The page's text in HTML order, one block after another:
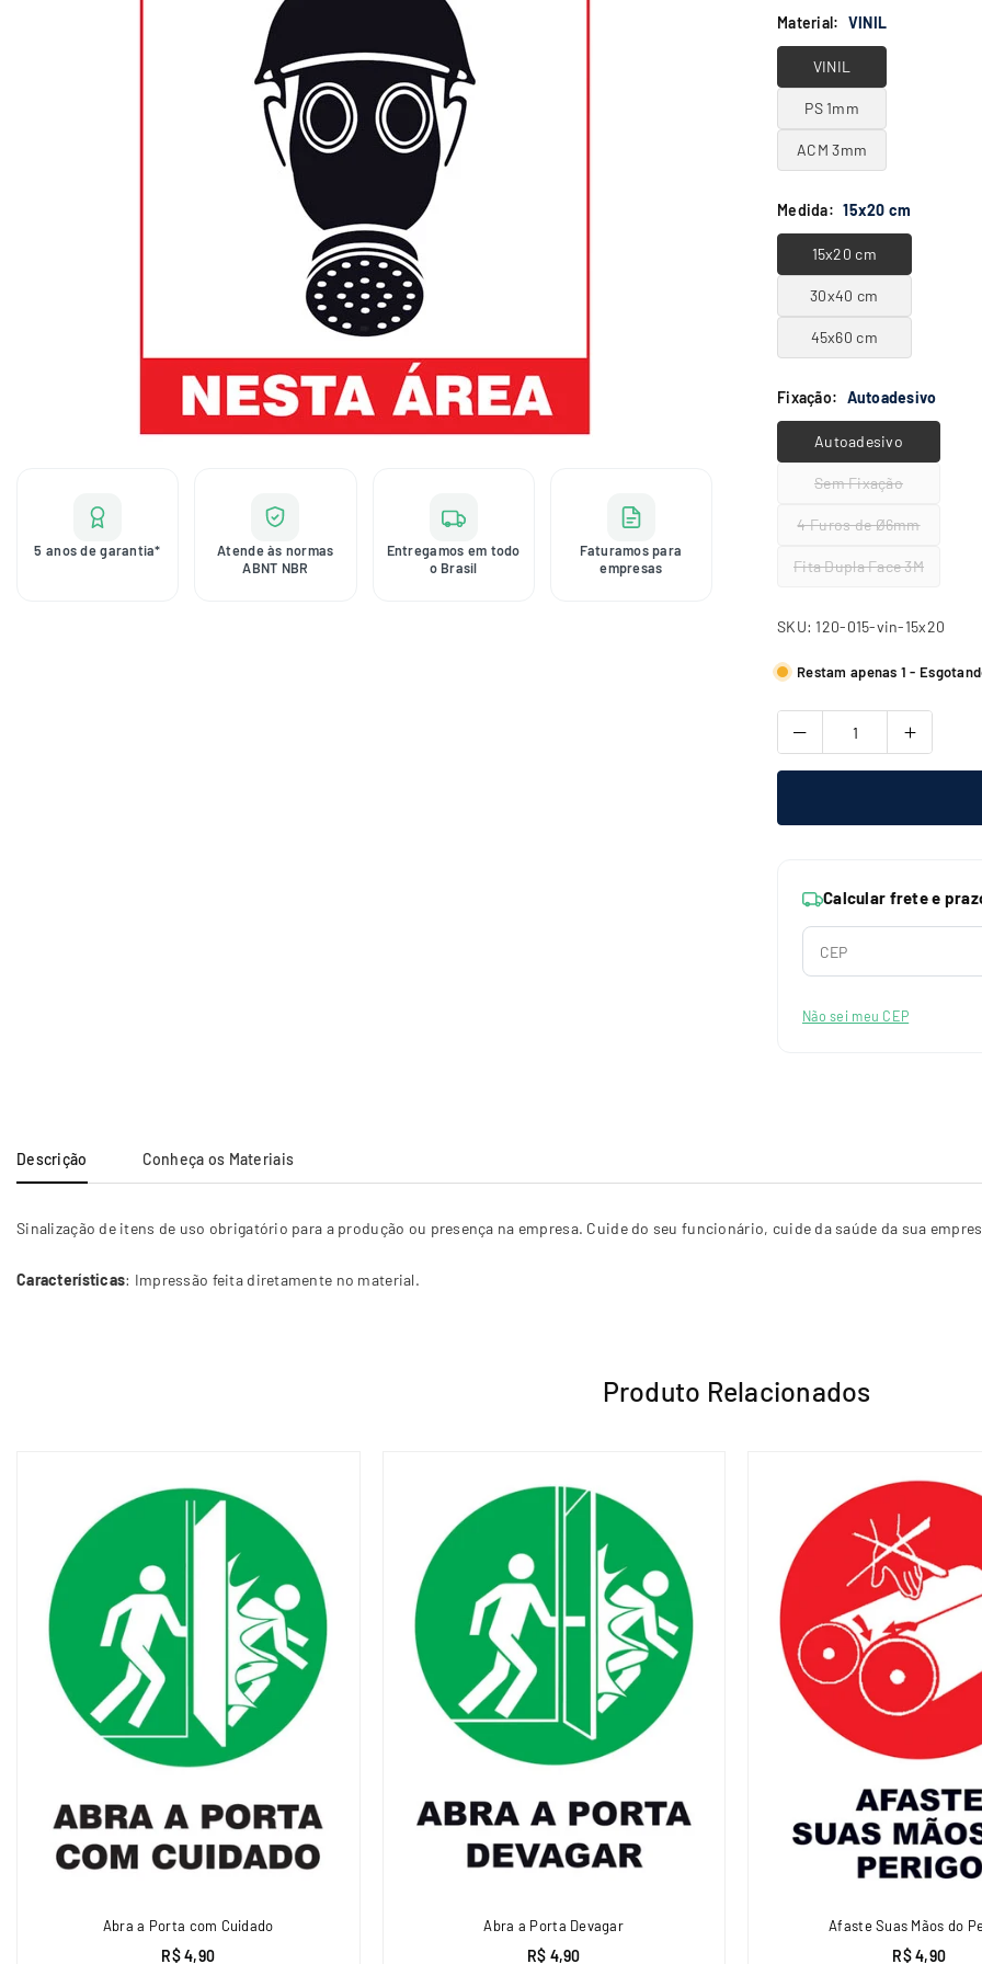
5 anos de garantia*
Atende às normas
ABNT NBR
Entregamos em todo
o Brasil
Faturamos para
empresas
Material: VINIL
VINIL
PS 1mm
ACM 3mm
Medida: 15x20 cm
15x20 cm
30x40 cm
45x60 cm
Fixação: Autoadesivo
Autoadesivo
Sem Fixação
4 Furos de Ø6mm
Fita Dupla Face 3M
SKU: 120-015-vin-15x20
Restam apenas 1 -
Calcular frete e
Não sei meu CEP
Descrição Conheça os Materiais
Sinalização de itens de uso obrigatório para a produção ou presença na empresa. Cuide do seu funcionário, cuide da saúde da sua
Características: Impressão feita diretamente no material.
Produto Relacionados
Abra a Porta com Cuidado
R$ 4,90
Abra a Porta Devagar
R$ 4,90
Afaste Suas Mãos do
R$ 4,90